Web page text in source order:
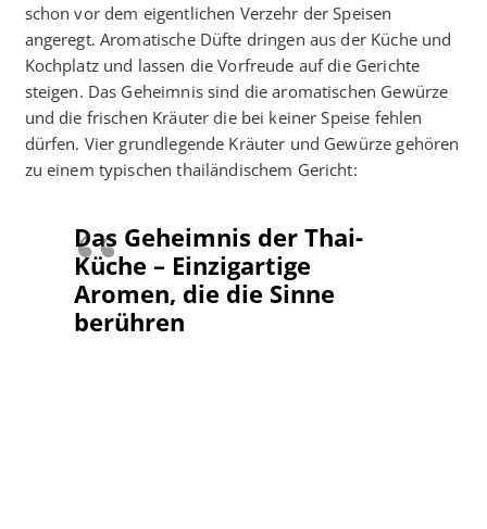
schon vor dem eigentlichen Verzehr der Speisen
angeregt. Aromatische Düfte dringen aus der Küche und
Kochplatz und lassen die Vorfreude auf die Gerichte
steigen. Das Geheimnis sind die aromatischen Gewürze
und die frischen Kräuter die bei keiner Speise fehlen
dürfen. Vier grundlegende Kräuter und Gewürze gehören
zu einem typischen thailändischem Gericht:
Das Geheimnis der Thai-
Küche – Einzigartige
Aromen, die die Sinne
berühren